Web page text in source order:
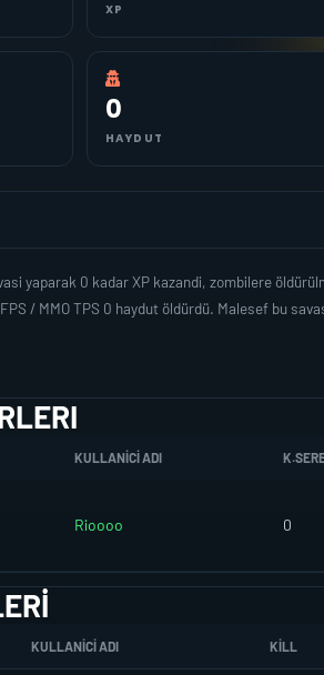
XP
0
HAYDUT
yaparak 0 kadar XP kazandi, zombilere
/ MMO TPS 0 haydut öldürdü. Malesef bu
KULLANICI ADI
Rioooo 0
KULLANICI ADI KILL